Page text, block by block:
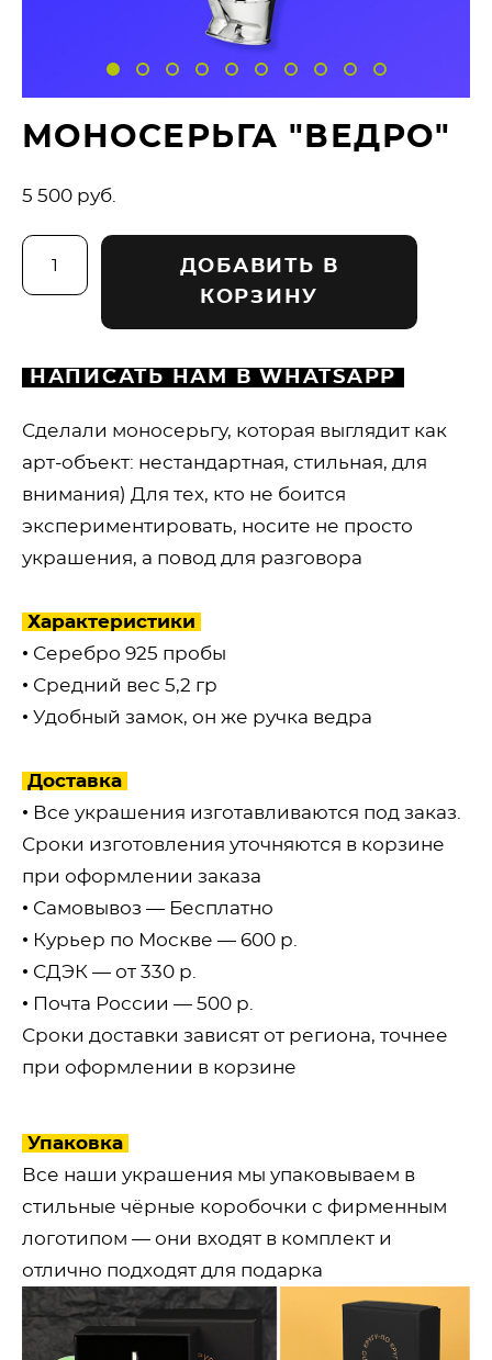
МОНОСЕРЬГА "ВЕДРО"
5 500 pуб.
ДОБАВИТЬ В
КОРЗИНУ
НАПИСАТЬ НАМ В WHATSAPP
Сделали моносерьгу, которая выглядит как
арт-объект: нестандартная, стильная, для
внимания) Для тех, кто не боится
экспериментировать, носите не просто
украшения, а повод для разговора
Характеристики
• Серебро 925 пробы
• Средний вес 5,2 гр
• Удобный замок, он же ручка ведра
Доставка
• Все украшения изготавливаются под заказ.
Сроки изготовления уточняются в корзине
при оформлении заказа
• Самовывоз — Бесплатно
• Курьер по Москве — 600 р.
• СДЭК — от 330 р.
• ​Почта России — 500 р.
Сроки доставки зависят от региона, точнее
при оформлении в корзине
Упаковка
Все наши украшения мы упаковываем в
стильные чёрные коробочки с фирменным
логотипом — они входят в комплект и
отлично подходят для подарка